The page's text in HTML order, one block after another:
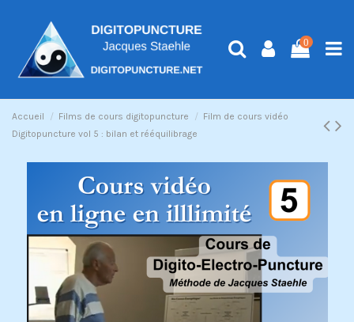
0
Accueil Films de cours digitopuncture
Film de cours vidéo
Digitopuncture vol 5 : bilan et rééquilibrage
Exclusivité web !